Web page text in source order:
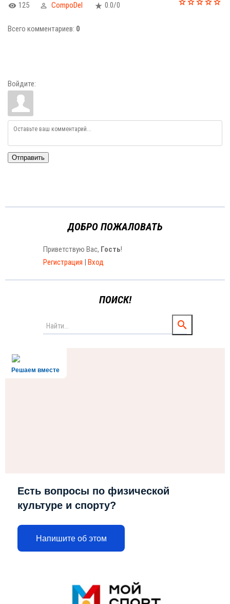
125 CompoDel 0.0/0
Всего комментариев: 0
Войдите:
Отправить
ДОБРО ПОЖАЛОВАТЬ
Приветствую Вас, Гость!
Регистрация | Вход
ПОИСК!
Решаем вместе
Есть вопросы по физической
культуре и спорту?
Напишите об этом